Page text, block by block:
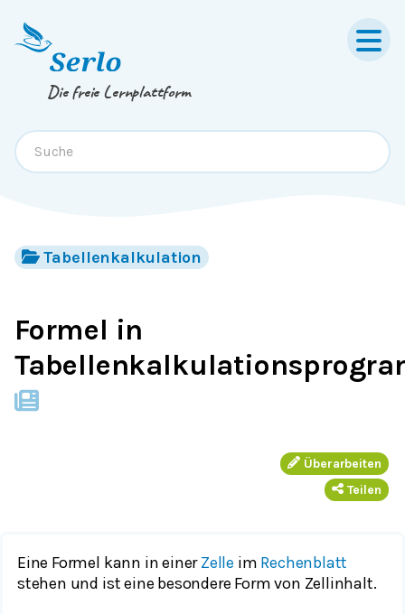
Springe zum
Die freie Lernplattform
Tabellenkalkulation
Formel in
Überarbeiten
Teilen
Eine Formel kann in einerZelle im Rechenblatt
stehen und ist eine besondere Form von Zellinhalt.